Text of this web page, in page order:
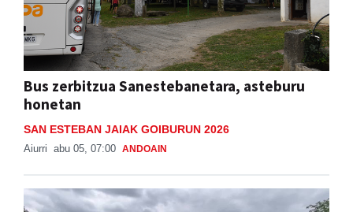
Bus zerbitzua Sanestebanetara, asteburu
honetan
SAN ESTEBAN JAIAK GOIBURUN 2026
Aiurri abu 05, 07:00 ANDOAIN